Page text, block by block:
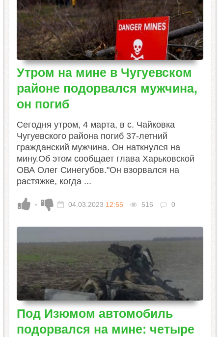
Утром на мине в Чугуевском
районе подорвался мужчина,
он погиб
Сегодня утром, 4 марта, в с. Чайковка
Чугуевского района погиб 37-летний
гражданский мужчина. Он наткнулся на
мину.Об этом сообщает глава Харьковской
ОВА Олег Синегубов."Он взорвался на
растяжке, когда ...
- 04.03.2023 12:55 516 0
Под Изюмом автомобиль
подорвался на мине: четыре